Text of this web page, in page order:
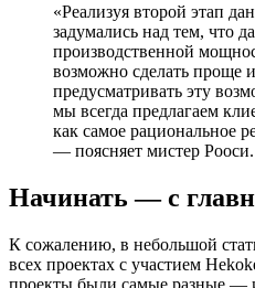
«Реализуя второй этап
задумались над тем, что
производственной
возможно сделать проще
предусматривать эту
мы всегда предлагаем
как самое рациональное
— поясняет мистер Рооси.
Начинать — с
К сожалению, в небольшой
всех проектах с участием
проекты были самые разные —